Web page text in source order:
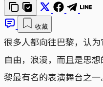
收藏
很多人都向往巴黎，认
自由，浪漫，而且是思
黎最有名的表演舞台之